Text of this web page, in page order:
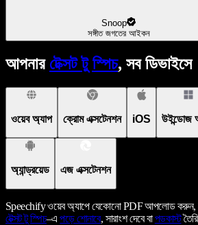
Snoop
সঙ্গীত জগতের আইকন
আপনার টেক্সট টু স্পিচ, সব ডিভাইসে
ওয়েব অ্যাপ ক্রোম এক্সটেনশন iOS উইন্ডোজ
অ্যান্ড্রয়েড এজ এক্সটেনশন
Speechify ওয়েব অ্যাপে যেকোনো PDF আপলোড
টেক্সট টু স্পিচ–এপড়ে শোনাবে, সারাংশ দেবে বাপডকাস্ট